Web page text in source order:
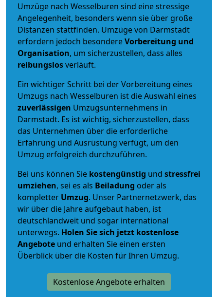
Umzüge nach Wesselburen sind eine stressige
Angelegenheit, besonders wenn sie über große
Distanzen stattfinden. Umzüge von Darmstadt
erfordern jedoch besondereVorbereitung und
Organisation, um sicherzustellen, dass alles
reibungslosverläuft.
Ein wichtiger Schritt bei der Vorbereitung eines
Umzugs nach Wesselburen ist die Auswahl eines
zuverlässigen Umzugsunternehmens in
Darmstadt. Es ist wichtig, sicherzustellen, dass
das Unternehmen über die erforderliche
Erfahrung und Ausrüstung verfügt, um den
Umzug erfolgreich durchzuführen.
Bei uns können Sie kostengünstig und stressfrei
umziehen, sei es als Beiladung oder als
kompletter Umzug. Unser Partnernetzwerk, das
wir über die Jahre aufgebaut haben, ist
deutschlandweit und sogar international
unterwegs. Holen Sie sich jetzt kostenlose
Angebote und erhalten Sie einen ersten
Überblick über die Kosten für Ihren Umzug.
Kostenlose Angebote erhalten